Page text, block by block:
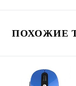
ПОХОЖИЕ